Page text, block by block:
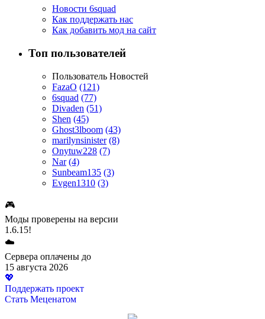
Новости 6squad
Как поддержать нас
Как добавить мод на сайт
Топ пользователей
Пользователь Новостей
FazaO (121)
6squad (77)
Divaden (51)
Shen (45)
Ghost3lboom (43)
marilynsinister (8)
Onytuw228 (7)
Nar (4)
Sunbeam135 (3)
Evgen1310 (3)
🎮
Моды проверены на версии
1.6.15!
☁️
Сервера оплачены до
15 августа 2026
💖
Поддержать проект
Стать Меценатом